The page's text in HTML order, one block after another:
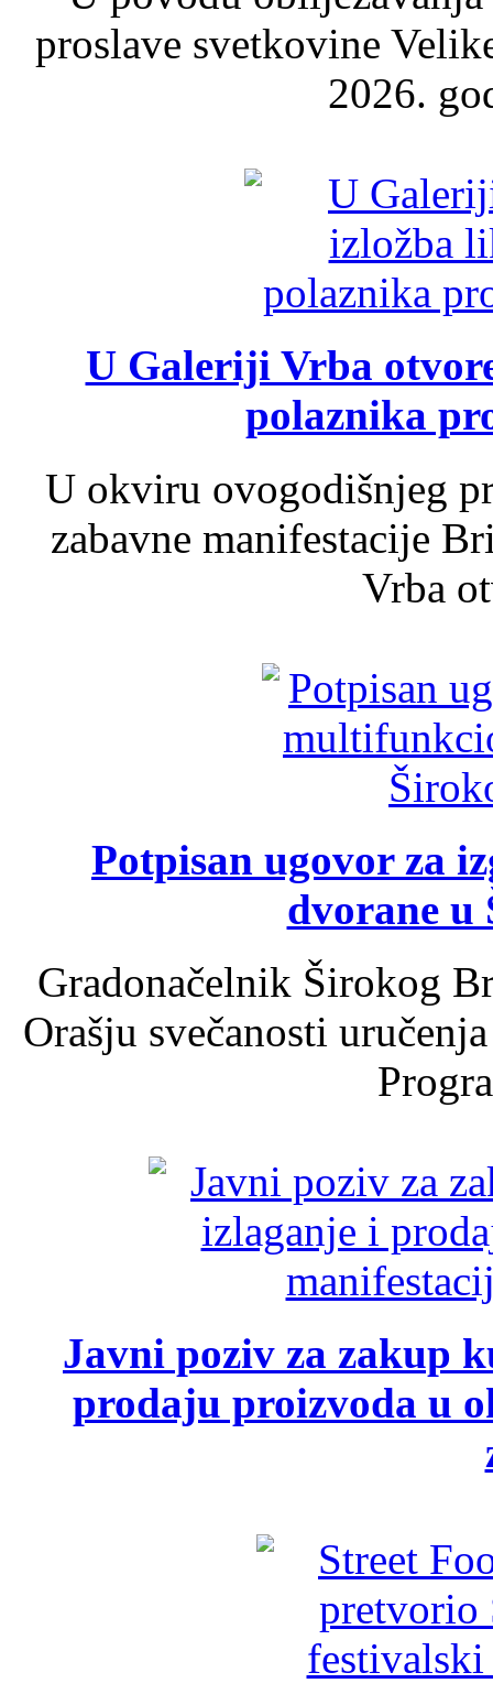
proslave svetkovine
2026.
U Galeriji Vrba
polaznika
U okviru ovogodišnjeg
zabavne manifestacije
Vrba
Potpisan ugovor za
dvorane u
Gradonačelnik Širokog
Orašju svečanosti
Javni poziv za zakup
prodaju proizvoda u